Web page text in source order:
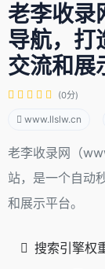
老李收录
导航，打
交流和展
(0分)
www.llslw.cn
老李收录网（
站，是一个自动
和展示平台。
搜索引擎权